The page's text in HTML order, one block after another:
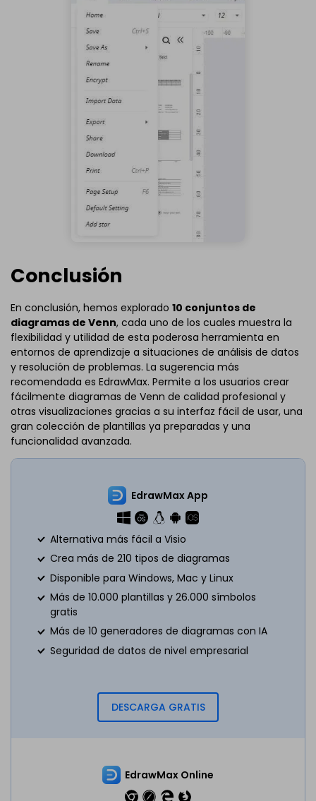
Conclusión
En conclusión, hemos explorado 10 conjuntos de
diagramas de Venn, cada uno de los cuales muestra la
flexibilidad y utilidad de esta poderosa herramienta en
entornos de aprendizaje a situaciones de análisis de datos
y resolución de problemas. La sugerencia más
recomendada es EdrawMax. Permite a los usuarios crear
fácilmente diagramas de Venn de calidad profesional y
otras visualizaciones gracias a su interfaz fácil de usar, una
gran colección de plantillas ya preparadas y una
funcionalidad avanzada.
EdrawMax App
Alternativa más fácil a Visio
Crea más de 210 tipos de diagramas
Disponible para Windows, Mac y Linux
Más de 10.000 plantillas y 26.000 símbolos
gratis
Más de 10 generadores de diagramas con IA
Seguridad de datos de nivel empresarial
DESCARGA GRATIS
EdrawMax Online